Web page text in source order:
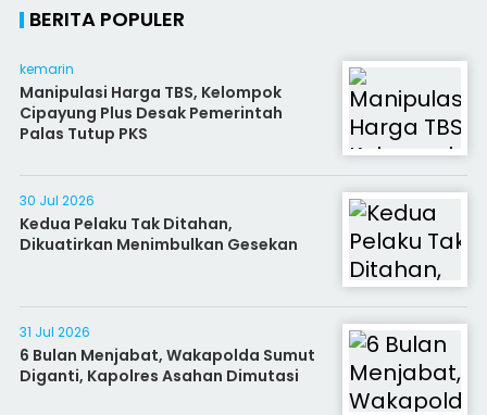
BERITA POPULER
kemarin
Manipulasi Harga TBS, Kelompok
Cipayung Plus Desak Pemerintah
Palas Tutup PKS
30 Jul 2026
Kedua Pelaku Tak Ditahan,
Dikuatirkan Menimbulkan Gesekan
31 Jul 2026
6 Bulan Menjabat, Wakapolda Sumut
Diganti, Kapolres Asahan Dimutasi